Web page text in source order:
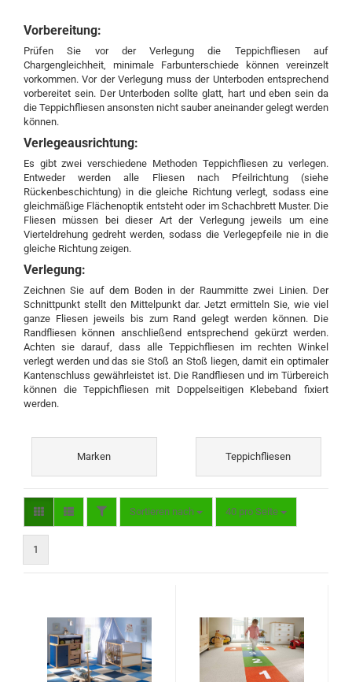
Vorbereitung:
Prüfen Sie vor der Verlegung die Teppichfliesen auf
Chargengleichheit, minimale Farbunterschiede können vereinzelt
vorkommen. Vor der Verlegung muss der Unterboden entsprechend
vorbereitet sein. Der Unterboden sollte glatt, hart und eben sein da
die Teppichfliesen ansonsten nicht sauber aneinander gelegt werden
können.
Verlegeausrichtung:
Es gibt zwei verschiedene Methoden Teppichfliesen zu verlegen.
Entweder werden alle Fliesen nach Pfeilrichtung (siehe
Rückenbeschichtung) in die gleiche Richtung verlegt, sodass eine
gleichmäßige Flächenoptik entsteht oder im Schachbrett Muster. Die
Fliesen müssen bei dieser Art der Verlegung jeweils um eine
Vierteldrehung gedreht werden, sodass die Verlegepfeile nie in die
gleiche Richtung zeigen.
Verlegung:
Zeichnen Sie auf dem Boden in der Raummitte zwei Linien. Der
Schnittpunkt stellt den Mittelpunkt dar. Jetzt ermitteln Sie, wie viel
ganze Fliesen jeweils bis zum Rand gelegt werden können. Die
Randfliesen können anschließend entsprechend gekürzt werden.
Achten sie darauf, dass alle Teppichfliesen im rechten Winkel
verlegt werden und das sie Stoß an Stoß liegen, damit ein optimaler
Kantenschluss gewährleistet ist. Die Randfliesen und im Türbereich
können die Teppichfliesen mit Doppelseitigen Klebeband fixiert
werden.
Marken Teppichfliesen
FILTERSortieren nach
Sortieren nach 40 pro Seite
pro Seite
1